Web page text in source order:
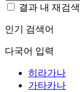
결과 내 재검색
인기 검색어
다국어 입력
히라가나
가타카나